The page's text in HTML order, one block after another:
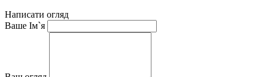
Написати огляд
Ваше Ім`я